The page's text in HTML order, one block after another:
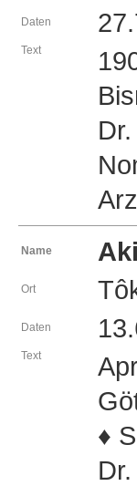
Daten
Text
Name
Ort
Daten
Text
♦